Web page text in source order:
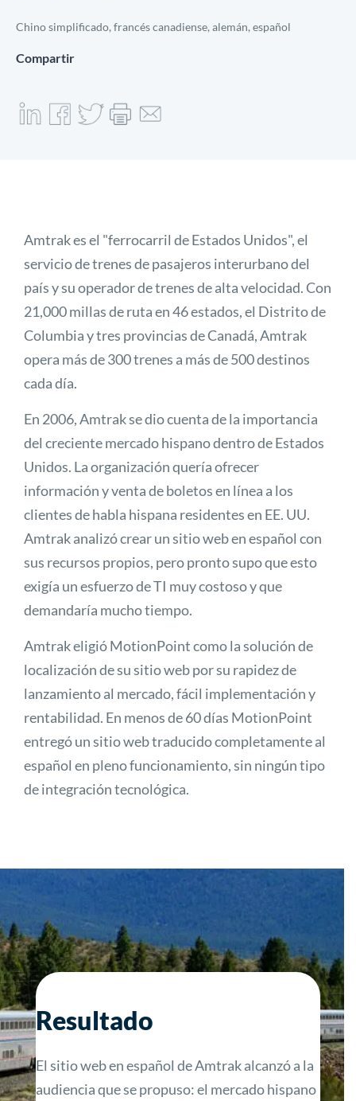
Chino simplificado, francés canadiense, alemán, español
Compartir
Amtrak es el "ferrocarril de Estados Unidos", el
servicio de trenes de pasajeros interurbano del
país y su operador de trenes de alta velocidad. Con
21,000 millas de ruta en 46 estados, el Distrito de
Columbia y tres provincias de Canadá, Amtrak
opera más de 300 trenes a más de 500 destinos
cada día.
En 2006, Amtrak se dio cuenta de la importancia
del creciente mercado hispano dentro de Estados
Unidos. La organización quería ofrecer
información y venta de boletos en línea a los
clientes de habla hispana residentes en EE. UU.
Amtrak analizó crear un sitio web en español con
sus recursos propios, pero pronto supo que esto
exigía un esfuerzo de TI muy costoso y que
demandaría mucho tiempo.
Amtrak eligió MotionPoint como la solución de
localización de su sitio web por su rapidez de
lanzamiento al mercado, fácil implementación y
rentabilidad. En menos de 60 días MotionPoint
entregó un sitio web traducido completamente al
español en pleno funcionamiento, sin ningún tipo
de integración tecnológica.
Resultado
El sitio web en español de Amtrak alcanzó a la
audiencia que se propuso: el mercado hispano